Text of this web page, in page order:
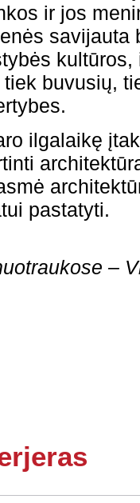
ir jos
savijauta
buvusių,
ilgalaikę
pastatyti.
–